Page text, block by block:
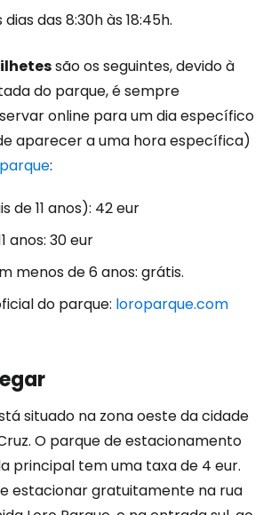
das 8:30h às 18:45h.
são os seguintes, devido à
do parque, é sempre
online para um dia específico
aparecer a uma hora específica)
:
de 11 anos): 42 eur
anos: 30 eur
menos de 6 anos: grátis.
do parque: loroparque.com
situado na zona oeste da cidade
O parque de estacionamento
principal tem uma taxa de 4 eur.
estacionar gratuitamente na rua